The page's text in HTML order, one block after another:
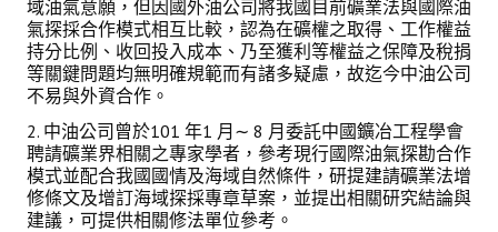
域油氣意願，但因國外油公司將我國目前礦業法與國際油
氣探採合作模式相互比較，認為在礦權之取得、工作權益
持分比例、收回投入成本、乃至獲利等權益之保障及稅捐
等關鍵問題均無明確規範而有諸多疑慮，故迄今中油公司
不易與外資合作。
2. 中油公司曾於101 年1 月∼ 8 月委託中國鑛冶工程學會
聘請礦業界相關之專家學者，參考現行國際油氣探勘合作
模式並配合我國國情及海域自然條件，研提建請礦業法增
修條文及增訂海域探採專章草案，並提出相關研究結論與
建議，可提供相關修法單位參考。